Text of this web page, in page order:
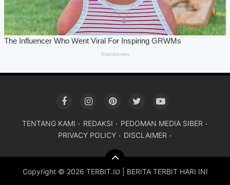
TENTANG KAMI REDAKSI
PEDOMAN MEDIA SIBER
PRIVACY POLICY
DISCLAIMER
Copyright © 2026 TERBIT.ID | BERITA TERBIT HARI INI